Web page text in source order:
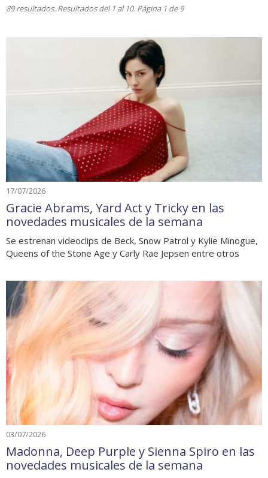
89 resultados. Resultados del 1 al 10. Página 1 de 9
17/07/2026
Gracie Abrams, Yard Act y Tricky en las
novedades musicales de la semana
Se estrenan videoclips de Beck, Snow Patrol y Kylie Minogue,
Queens of the Stone Age y Carly Rae Jepsen entre otros
03/07/2026
Madonna, Deep Purple y Sienna Spiro en las
novedades musicales de la semana